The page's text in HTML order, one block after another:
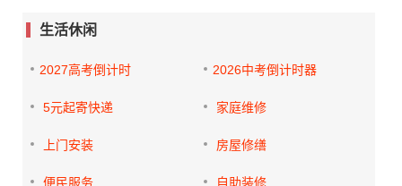
生活休闲
2027高考倒计时 2026中考倒计时器
5元起寄快递 家庭维修
上门安装 房屋修缮
便民服务 自助装修